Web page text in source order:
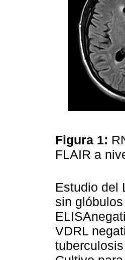
Figura 1:
FLAIR a
Estudio del
sin
VDRL